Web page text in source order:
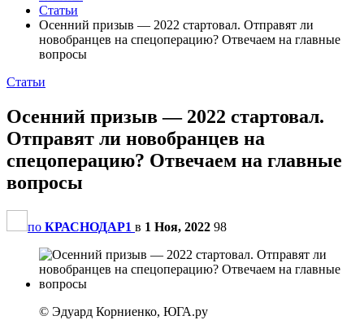
Статьи
Осенний призыв — 2022 стартовал. Отправят ли
новобранцев на спецоперацию? Отвечаем на главные
вопросы
Статьи
Осенний призыв — 2022 стартовал.
Отправят ли новобранцев на
спецоперацию? Отвечаем на главные
вопросы
по КРАСНОДАР1 в 1 Ноя, 2022 98
© Эдуард Корниенко, ЮГА.ру